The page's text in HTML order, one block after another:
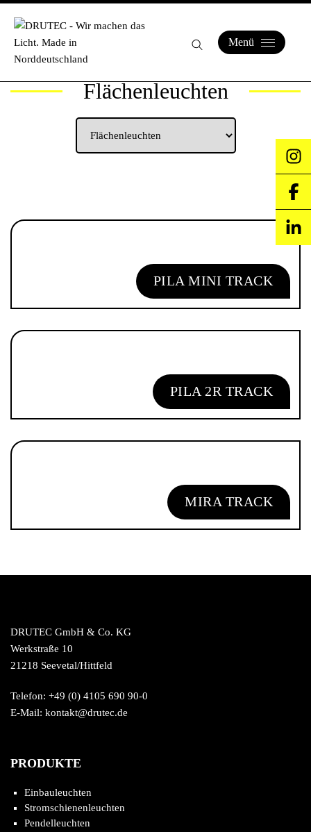
Menü
Flächenleuchten
PILA MINI TRACK
PILA 2R TRACK
MIRA TRACK
DRUTEC GmbH & Co. KG
Werkstraße 10
21218 Seevetal/Hittfeld
Telefon: +49 (0) 4105 690 90-0
E-Mail: kontakt@drutec.de
PRODUKTE
Einbauleuchten
Stromschienenleuchten
Pendelleuchten